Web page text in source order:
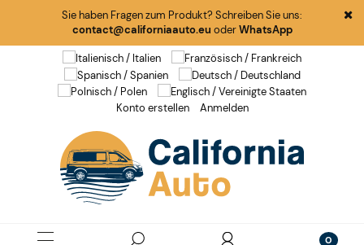
Sie haben Fragen zum Produkt? Schreiben Sie uns:
contact@californiaauto.eu oderWhatsApp
Konto erstellen Anmelden